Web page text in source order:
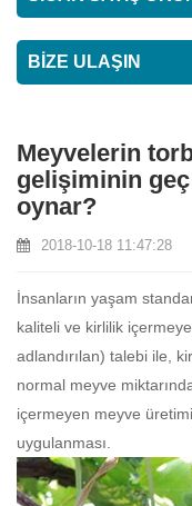
BIZE ULAŞIN
Meyvelerin
gelişiminin
oynar?
2018-10-18 11:47:28
İnsanların yaşam
kaliteli ve kirlilik
adlandırılan) talebi ile,
normal meyve
içermeyen meyve
uygulanması.